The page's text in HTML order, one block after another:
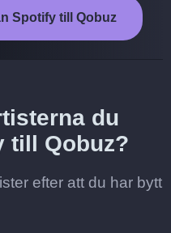
Spotify till Qobuz
du
till Qobuz?
efter att du har bytt